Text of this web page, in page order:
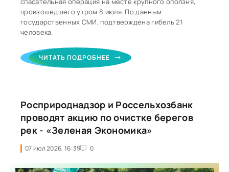
произошедшего утром 8 июля. По данным
государственных СМИ, подтверждена гибель 21
человека.
ЧИТАТЬ ПОДРОБНЕЕ
Росприроднадзор и Россельхозбанк
проводят акцию по очистке берегов
рек - «Зеленая Экономика»
07 июл 2026, 16:39 0